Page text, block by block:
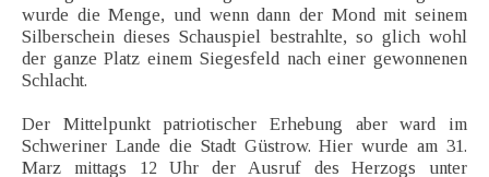
wurde die Menge, und wenn dann der Mond mit seinem
Silberschein dieses Schauspiel bestrahlte, so glich wohl
der ganze Platz einem Siegesfeld nach einer gewonnenen
Schlacht.
Der Mittelpunkt patriotischer Erhebung aber ward im
Schweriner Lande die Stadt Güstrow. Hier wurde am 31.
Marz mittags 12 Uhr der Ausruf des Herzogs unter